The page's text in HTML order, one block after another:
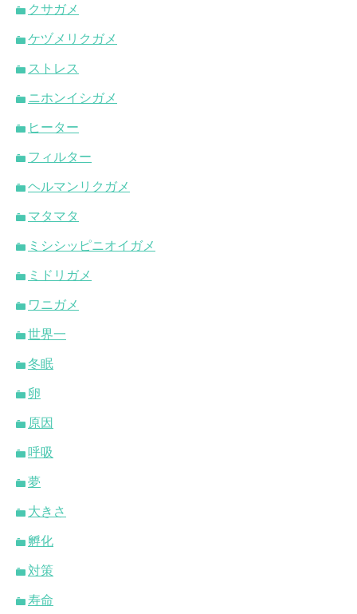
クサガメ
ケヅメリクガメ
ストレス
ニホンイシガメ
ヒーター
フィルター
ヘルマンリクガメ
マタマタ
ミシシッピニオイガメ
ミドリガメ
ワニガメ
世界一
冬眠
卵
原因
呼吸
夢
大きさ
孵化
対策
寿命